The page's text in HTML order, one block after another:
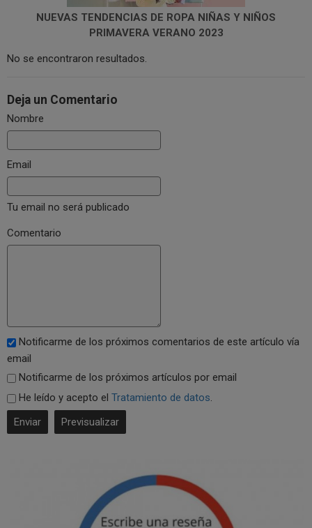
NUEVAS TENDENCIAS DE ROPA NIÑAS Y NIÑOS
PRIMAVERA VERANO 2023
No se encontraron resultados.
Deja un Comentario
Nombre
Email
Tu email no será publicado
Comentario
Notificarme de los próximos comentarios de este artículo vía
email
Notificarme de los próximos artículos por email
He leído y acepto el Tratamiento de datos.